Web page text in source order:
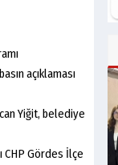
açıklaması
Yiğit, belediye
CHP Gördes İlçe